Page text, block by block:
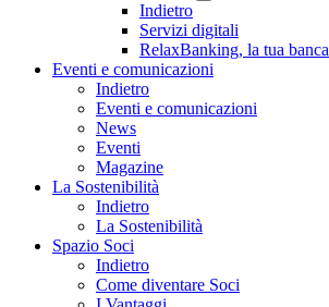
Indietro
Servizi digitali
RelaxBanking, la tua
Eventi e comunicazioni
Indietro
Eventi e comunicazioni
News
Eventi
Magazine
La Sostenibilità
Indietro
La Sostenibilità
Spazio Soci
Indietro
Come diventare Soci